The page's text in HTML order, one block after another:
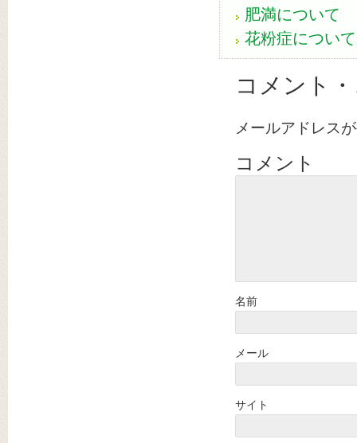
肥満について
花粉症について
コメント
メールアドレス
コメント
名前
メール
サイト